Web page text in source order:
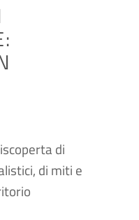
di
di miti e